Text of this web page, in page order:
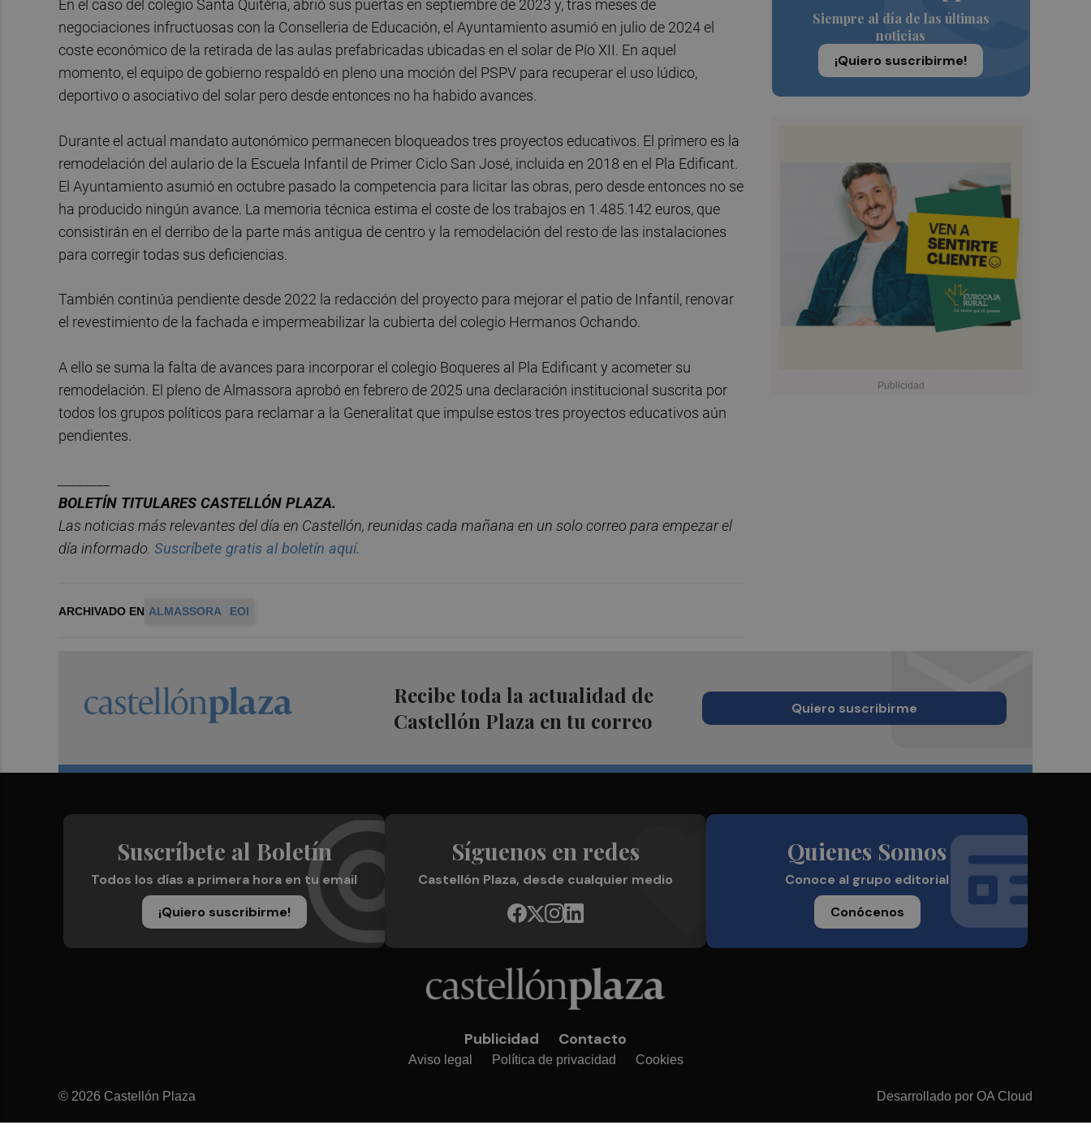
Siempre al día de las últimas
noticias
¡Quiero suscribirme!
En el caso del colegio Santa Quitèria, abrió sus puertas en septiembre de 2023 y, tras meses de
negociaciones infructuosas con la Conselleria de Educación, el Ayuntamiento asumió en julio de 2024 el
coste económico de la retirada de las aulas prefabricadas ubicadas en el solar de Pío XII. En aquel
momento, el equipo de gobierno respaldó en pleno una moción del PSPV para recuperar el uso lúdico,
deportivo o asociativo del solar pero desde entonces no ha habido avances.
Durante el actual mandato autonómico permanecen bloqueados tres proyectos educativos. El primero es la
remodelación del aulario de la Escuela Infantil de Primer Ciclo San José, incluida en 2018 en el Pla Edificant.
El Ayuntamiento asumió en octubre pasado la competencia para licitar las obras, pero desde entonces no se
ha producido ningún avance. La memoria técnica estima el coste de los trabajos en 1.485.142 euros, que
consistirán en el derribo de la parte más antigua de centro y la remodelación del resto de las instalaciones
para corregir todas sus deficiencias.
También continúa pendiente desde 2022 la redacción del proyecto para mejorar el patio de Infantil, renovar
el revestimiento de la fachada e impermeabilizar la cubierta del colegio Hermanos Ochando.
A ello se suma la falta de avances para incorporar el colegio Boqueres al Pla Edificant y acometer su
remodelación. El pleno de Almassora aprobó en febrero de 2025 una declaración institucional suscrita por
todos los grupos políticos para reclamar a la Generalitat que impulse estos tres proyectos educativos aún
pendientes.
BOLETÍN TITULARES CASTELLÓN PLAZA.
Las noticias más relevantes del día en Castellón, reunidas cada mañana en un solo correo para empezar el
día informado. Suscríbete gratis al boletín aquí.
ARCHIVADO EN ALMASSORA EOI
Recibe toda la actualidad de
Castellón Plaza en tu correo
Quiero suscribirme
Suscríbete al Boletín
Todos los días a primera hora en tu email
¡Quiero suscribirme!
Síguenos en redes
Castellón Plaza, desde cualquier medio
Quienes Somos
Conoce al grupo editorial
Conócenos
Publicidad Contacto
Aviso legal Política de privacidad Cookies
© 2026 Castellón Plaza Desarrollado por OA Cloud